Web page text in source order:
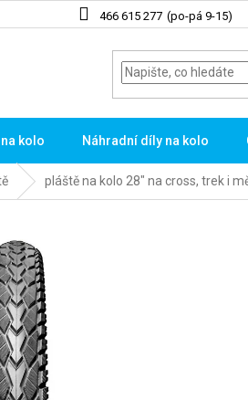
466 615 277
kolo Náhradní díly na kolo
pláště na kolo 28" na cross, trek i